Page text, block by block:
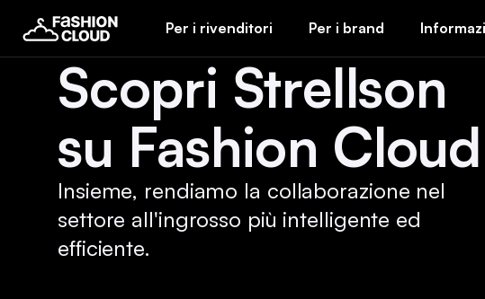
Per i rivenditori Per i brand
Scopri Strellson
su Fashion
Insieme, rendiamo la collaborazione nel
settore all'ingrosso più intelligente ed
efficiente.